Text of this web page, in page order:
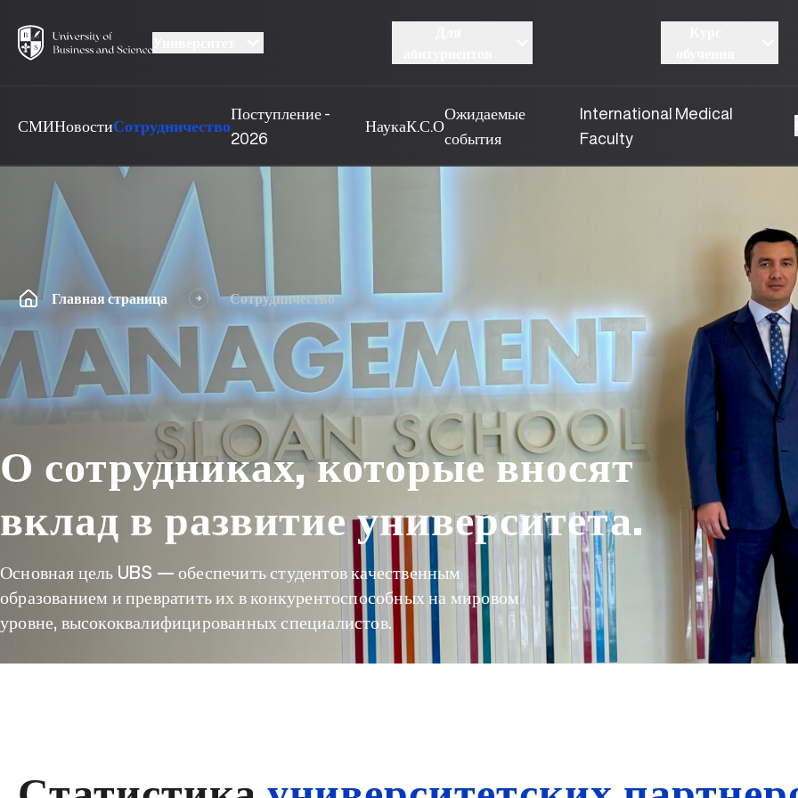
СМИНовостиСотрудничество
Поступление -
2026
НаукаК.С.О
Ожидаемые
события
International Medical
Faculty
Главная страница Сотрудничество
О сотрудниках, которые вносят
вклад в развитие университета.
Основная цель UBS — обеспечить студентов качественным
образованием и превратить их в конкурентоспособных на мировом
уровне, высококвалифицированных специалистов.